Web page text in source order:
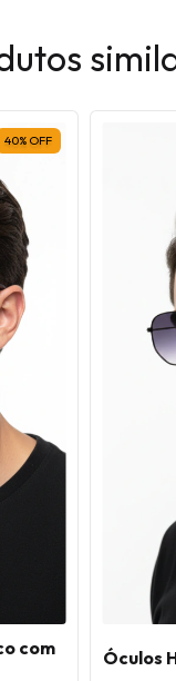
40% OFF
com
Óculos